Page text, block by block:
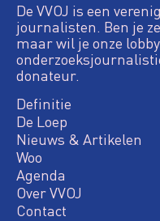
De VVOJ is een
journalisten. Ben je
maar wil je onze
donateur.
Definitie
De Loep
Nieuws & Artikelen
Woo
Agenda
Over VVOJ
Contact